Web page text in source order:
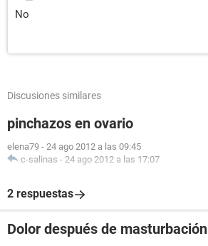
No
Discusiones similares
pinchazos en ovario
elena79 - 24 ago 2012 a las 09:45
c-salinas - 24 ago 2012 a las 17:07
2 respuestas
Dolor después de masturbación